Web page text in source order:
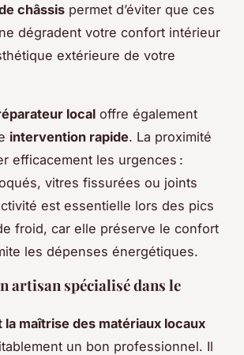
châssis permet d’éviter que ces
dégradent votre confort intérieur
extérieure de votre
local offre également
intervention rapide. La proximité
efficacement les urgences :
vitres fissurées ou joints
est essentielle lors des pics
froid, car elle préserve le confort
les dépenses énergétiques.
artisan spécialisé dans le
maîtrise des matériaux locaux
un bon professionnel. Il